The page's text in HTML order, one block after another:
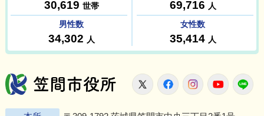
笠間市役所
X FacebookInstagram